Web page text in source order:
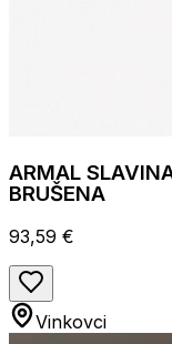
ARMAL
BRUŠENA
93,59 €
Vinkovci